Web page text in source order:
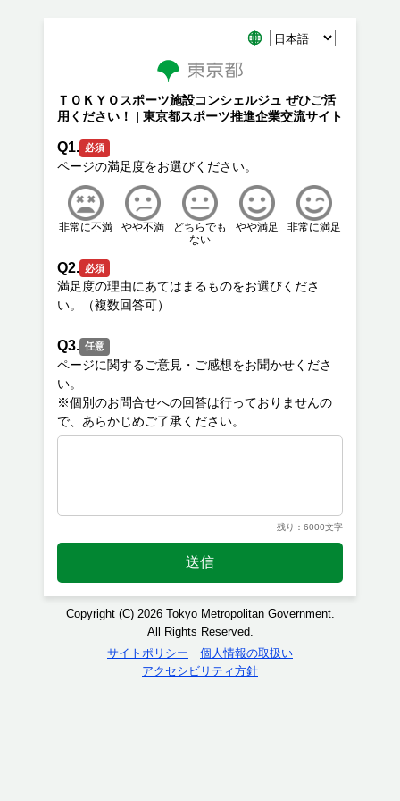
ＴＯＫＹＯスポーツ施設コンシェルジュ ぜひご活
用ください！ | 東京都スポーツ推進企業交流サイト
Q1. 必須
非常に不満 やや不満
どちらでも
ない
やや満足 非常に満足
Q2. 必須
満足度の理由にあてはまるものをお選びくださ
Q3. 任意
ページに関するご意見・ご感想をお聞かせくださ
い。
※個別のお問合せへの回答は行っておりませんの
残り：6000文字
送信
Copyright (C) 2026 Tokyo Metropolitan Government.
All Rights Reserved.
サイトポリシー
個人情報の取扱い
アクセシビリティ方針